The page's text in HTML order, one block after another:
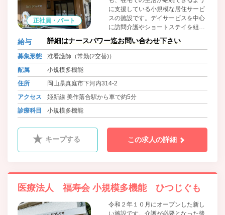
正社員・パート
に支援している小規模な居住サービ
スの施設です。デイサービスを中心
に訪問介護やショートステイを組み
合わせ、在宅での生活の支援や、機
能訓練を行っています。
給与 詳細はナースパワー迄お問い合わせ下さい
募集形態
准看護師（常勤(2交替)）
配属
小規模多機能
住所
岡山県真庭市下河内314-2
アクセス
姫新線 美作落合駅から車で約5分
診療科目
小規模多機能
キープする この求人の詳細
医療法人 福寿会 小規模多機能 ひつじぐも
令和２年１０月にオープンした新し